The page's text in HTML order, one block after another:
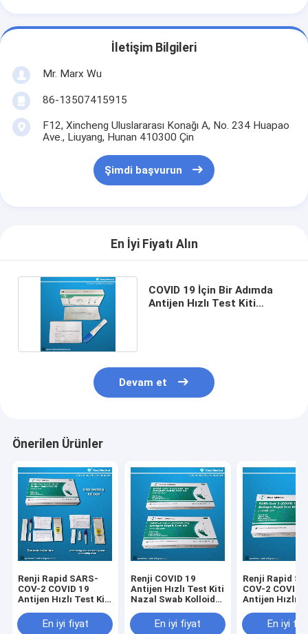
İletişim Bilgileri
Mr. Marx Wu
86-13507415915
F12, Xincheng Uluslararası Konağı A, No. 234 Huapao
Ave., Liuyang, Hunan 410300 Çin
Şimdi başvurun
En İyi Fiyatı Alın
COVID 19 İçin Bir Adımda
Antijen Hızlı Test Kiti
Devam et
Önerilen Ürünler
Renji Rapid SARS-
COV-2 COVID 19
Antijen Hızlı Test Kiti
En iyi fiyat
Renji COVID 19
Antijen Hızlı Test Kiti
Nazal Swab Kolloidal
En iyi fiyat
Renji Rapid
COV-2 COVID
Antijen Hızlı
ÇubuğuEn iyi